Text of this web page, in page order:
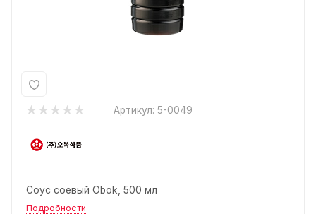
Артикул: 5-0049
Соус соевый Obok, 500 мл
Подробности